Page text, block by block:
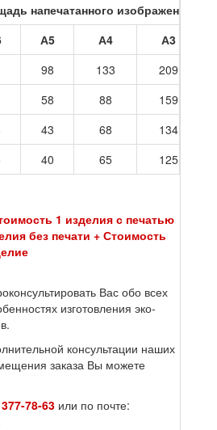
напечатанного изображения
А5 А4
А3
98 133
209
58 88
159
43 68
134
40 65 125
изделия с печатью
без печати + Стоимость
Вас обо всех
изготовления эко-
консультации наших
заказа Вы можете
78-63 или по почте: